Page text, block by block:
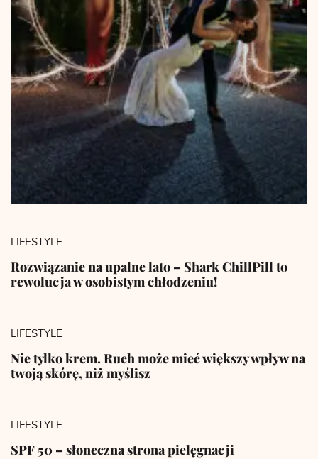
LIFESTYLE
Rozwiązanie na upalne lato – Shark ChillPill to
rewolucja w osobistym chłodzeniu!
LIFESTYLE
Nie tylko krem. Ruch może mieć większy wpływ na
twoją skórę, niż myślisz
LIFESTYLE
SPF 50 – słoneczna strona pielęgnacji